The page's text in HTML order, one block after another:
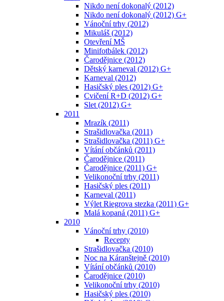
Nikdo není dokonalý (2012)
Nikdo není dokonalý (2012) G+
Vánoční trhy (2012)
Mikuláš (2012)
Otevření MŠ
Minifotbálek (2012)
Čarodějnice (2012)
Dětský karneval (2012) G+
Karneval (2012)
Hasičský ples (2012) G+
Cvičení R+D (2012) G+
Slet (2012) G+
2011
Mrazík (2011)
Strašidlovačka (2011)
Strašidlovačka (2011) G+
Vítání občánků (2011)
Čarodějnice (2011)
Čarodějnice (2011) G+
Velikonoční trhy (2011)
Hasičský ples (2011)
Karneval (2011)
Výlet Riegrova stezka (2011) G+
Malá kopaná (2011) G+
2010
Vánoční trhy (2010)
Recepty
Strašidlovačka (2010)
Noc na Káranštejně (2010)
Vítání občánků (2010)
Čarodějnice (2010)
Velikonoční trhy (2010)
Hasičský ples (2010)